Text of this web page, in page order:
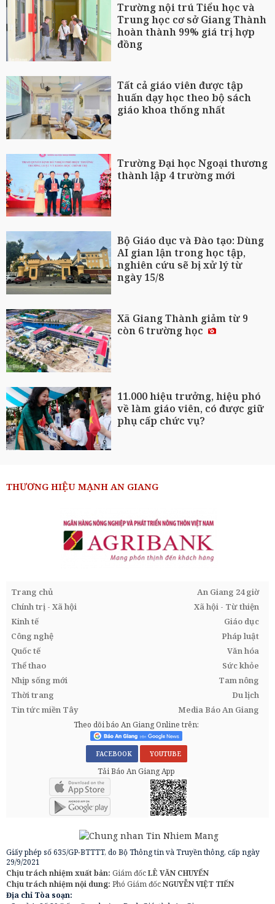
Trường nội trú Tiểu học và
Trung học cơ sở Giang Thành
hoàn thành 99% giá trị hợp
đồng
Tất cả giáo viên được tập
huấn dạy học theo bộ sách
giáo khoa thống nhất
Trường Đại học Ngoại thương
thành lập 4 trường mới
Bộ Giáo dục và Đào tạo: Dùng
AI gian lận trong học tập,
nghiên cứu sẽ bị xử lý từ
ngày 15/8
Xã Giang Thành giảm từ 9
còn 6 trường học
11.000 hiệu trưởng, hiệu phó
về làm giáo viên, có được giữ
phụ cấp chức vụ?
THƯƠNG HIỆU MẠNH AN GIANG
Trang chủ
An Giang 24 giờ
Chính trị - Xã hội
Xã hội - Từ thiện
Kinh tế
Giáo dục
Công nghệ
Pháp luật
Quốc tế
Văn hóa
Thể thao
Sức khỏe
Nhịp sống mới
Tam nông
Thời trang
Du lịch
Tin tức miền Tây
Media Báo An Giang
Theo dõi báo An Giang Online trên:
FACEBOOK YOUTUBE
Tải Báo An Giang App
Giấy phép số 635/GP-BTTTT, do Bộ Thông tin và Truyền thông, cấp ngày
29/9/2021
Chịu trách nhiệm xuất bản: Giám đốcLÊ VĂN CHUYỂN
Chịu trách nhiệm nội dung: Phó Giám đốcNGUYỄN VIỆT TIẾN
Địa chỉ Tòa soạn: